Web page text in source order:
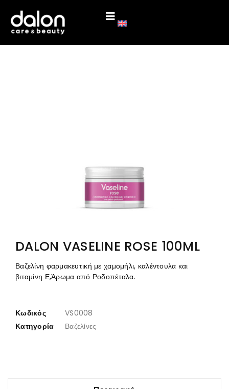
DALON VASELINE ROSE 100ML
Βαζελίνη φαρμακευτική με χαμομήλι, καλέντουλα και
βιταμίνη Ε,Άρωμα από Ροδοπέταλα.
Κωδικός
VS0008
Κατηγορία
Βαζελίνες